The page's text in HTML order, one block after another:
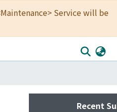
Service will be
Recent